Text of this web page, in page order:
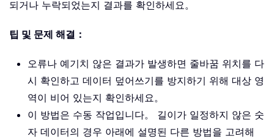
되거나 누락되었는지 결과를 확인하세요。
팁 및 문제 해결：
오류나 예기치 않은 결과가 발생하면 줄바꿈 위치를 다
시 확인하고 데이터 덮어쓰기를 방지하기 위해 대상 영
역이 비어 있는지 확인하세요。
이 방법은 수동 작업입니다。 길이가 일정하지 않은 숫
자 데이터의 경우 아래에 설명된 다른 방법을 고려해